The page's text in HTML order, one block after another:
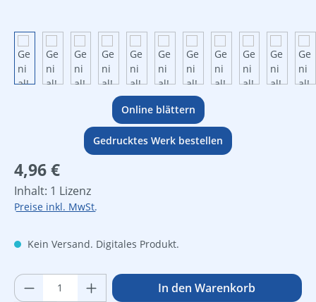
Online blättern
Gedrucktes Werk bestellen
Regulärer Preis:
4,96 €
Inhalt: 1 Lizenz
Preise inkl. MwSt.
Kein Versand. Digitales Produkt.
Produkt Anzahl: Gib den gewünschten
In den Warenkorb